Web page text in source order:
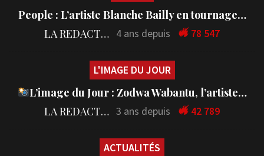
People : L’artiste Blanche Bailly en tournage…
LA REDACTION 4 ans depuis 78 547
L'IMAGE DU JOUR
L’image du Jour : Zodwa Wabantu, l’artiste…
LA REDACTION 3 ans depuis 42 789
ACTUALITÉS